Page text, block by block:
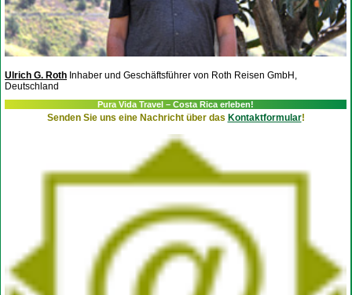
Ulrich G. Roth Inhaber und Geschäftsführer von Roth Reisen GmbH,
Deutschland
Pura Vida Travel – Costa Rica erleben!
Senden Sie uns eine Nachricht über das Kontaktformular!